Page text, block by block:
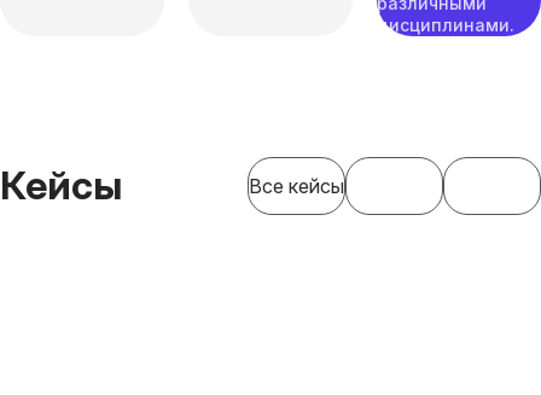
дисциплинами.
Кейсы Все кейсы